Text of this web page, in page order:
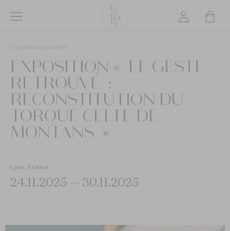
of
Arts
logo
EXPOSITION « LE GESTE
RETROUVÉ :
RECONSTITUTION DU
TORQUE CELTE DE
MONTANS »
Lyon, France
24.11.2025 — 30.11.2025